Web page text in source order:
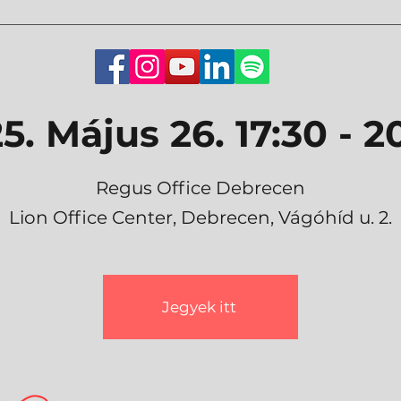
Május 26. 17:30 -
Regus Office Debrecen
Lion Office Center, Debrecen, Vágóhíd u. 2.
Jegyek itt